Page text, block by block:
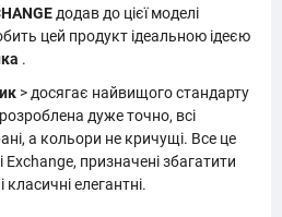
додав до цієї моделі
цей продукт ідеальною ідеєю
.
> досягає найвищого стандарту
дуже точно, всі
а кольори не кричущі. Все це
призначені збагатити
елегантні.